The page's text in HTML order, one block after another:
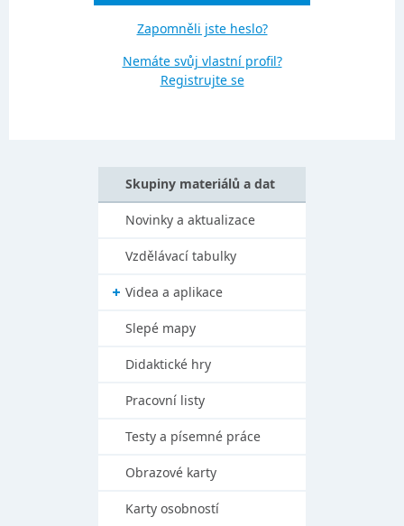
Zapomněli jste heslo?
Nemáte svůj vlastní profil?
Registrujte se
Skupiny materiálů a dat
Novinky a aktualizace
Vzdělávací tabulky
Videa a aplikace
Slepé mapy
Didaktické hry
Pracovní listy
Testy a písemné práce
Obrazové karty
Karty osobností